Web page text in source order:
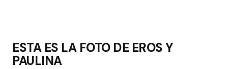
ESTA ES LA FOTO DE EROS Y
PAULINA